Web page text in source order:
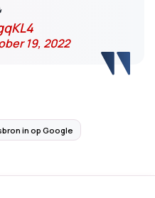
19, 2022
in op Google